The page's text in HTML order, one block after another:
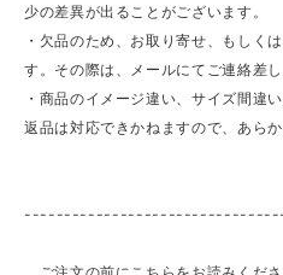
少の差異が出ることがございます。
・欠品のため、お取り寄せ、もしく
す。その際は、メールにてご連絡差し
・商品のイメージ違い、サイズ間違
返品は対応できかねますので、あら